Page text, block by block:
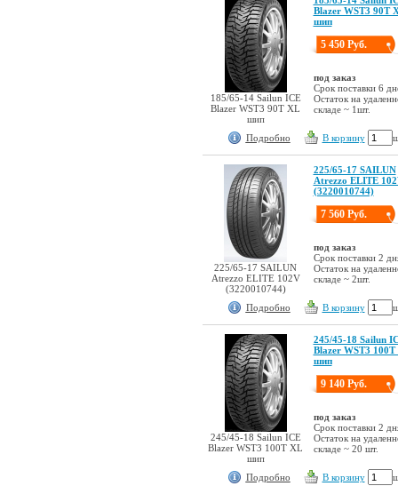
185/65-14 Sailun ICE
Blazer WST3 90T XL
шип
Blazer WST3 90T
шип
5 450 Руб.
под заказ
Срок поставки 6
Остаток на
складе ~ 1шт.
Подробно В корзину
225/65-17 SAILUN
Atrezzo ELITE 102V
(3220010744)
225/65-17 SAILUN
Atrezzo ELITE
(3220010744)
7 560 Руб.
под заказ
Срок поставки 2
Остаток на
складе ~ 2шт.
Подробно В корзину
245/45-18 Sailun ICE
Blazer WST3 100T XL
шип
245/45-18 Sailun
Blazer WST3 100T
шип
9 140 Руб.
под заказ
Срок поставки 2
Остаток на
складе ~ 20 шт.
Подробно В корзину